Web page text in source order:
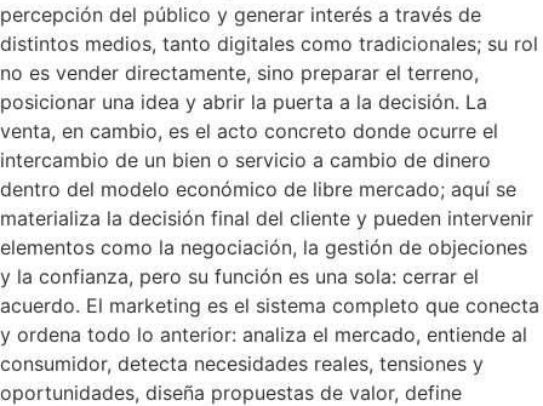
percepción del público y generar interés a través de
distintos medios, tanto digitales como tradicionales; su rol
no es vender directamente, sino preparar el terreno,
posicionar una idea y abrir la puerta a la decisión. La
venta, en cambio, es el acto concreto donde ocurre el
intercambio de un bien o servicio a cambio de dinero
dentro del modelo económico de libre mercado; aquí se
materializa la decisión final del cliente y pueden intervenir
elementos como la negociación, la gestión de objeciones
y la confianza, pero su función es una sola: cerrar el
acuerdo. El marketing es el sistema completo que conecta
y ordena todo lo anterior: analiza el mercado, entiende al
consumidor, detecta necesidades reales, tensiones y
oportunidades, diseña propuestas de valor, define